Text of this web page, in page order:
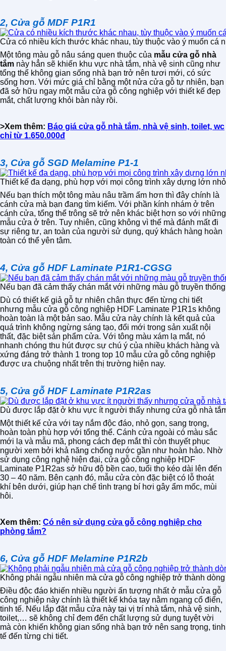
2, Cửa gỗ MDF P1R1
Cửa có nhiều kích thước khác nhau, tùy thuộc vào ý muốn cá
Một tông màu gỗ nâu sáng quen thuộc của mẫu cửa gỗ nhà
tắm này hẳn sẽ khiến khu vực nhà tắm, nhà vệ sinh cũng như
tổng thể không gian sống nhà bạn trở nên tươi mới, có sức
sống hơn. Với mức giá chỉ bằng một nửa cửa gỗ tự nhiên, bạn
đã sở hữu ngay một mẫu cửa gỗ công nghiệp với thiết kế đẹp
mắt, chất lượng khỏi bàn này rồi.
>Xem thêm: Báo giá cửa gỗ nhà tắm, nhà vệ sinh, toilet, wc
chỉ từ 1.650.000đ
3, Cửa gỗ SGD Melamine P1-1
Thiết kế đa dạng, phù hợp với mọi công trình xây dựng lớn
Nếu bạn thích một tông màu nâu trầm ấm hơn thì đây chính là
cánh cửa mà bạn đang tìm kiếm. Với phần kính nhám ở trên
cánh cửa, tổng thể trông sẽ trở nên khác biệt hơn so với những
mẫu cửa ở trên. Tuy nhiên, cũng không vì thế mà đánh mất đi
sự riêng tư, an toàn của người sử dụng, quý khách hàng hoàn
toàn có thể yên tâm.
4, Cửa gỗ HDF Laminate P1R1-CGSG
Nếu bạn đã cảm thấy chán mắt với những màu gỗ truyền
Dù có thiết kế giả gỗ tự nhiên chân thực đến từng chi tiết
nhưng mẫu cửa gỗ công nghiệp HDF Laminate P1R1s không
hoàn toàn là một bản sao. Mẫu cửa này chính là kết quả của
quá trình không ngừng sáng tạo, đổi mới trong sản xuất nội
thất, đặc biệt sản phẩm cửa. Với tông màu xám lạ mắt, nó
nhanh chóng thu hút được sự chú ý của nhiều khách hàng và
xứng đáng trở thành 1 trong top 10 mẫu cửa gỗ công nghiệp
được ưa chuộng nhất trên thị trường hiện nay.
5, Cửa gỗ HDF Laminate P1R2as
Dù được lắp đặt ở khu vực ít người thấy nhưng cửa gỗ nhà
Một thiết kế cửa với tay nắm độc đáo, nhỏ gọn, sang trọng,
hoàn toàn phù hợp với tổng thể. Cánh cửa ngoài có màu sắc
mới lạ và mẫu mã, phong cách đẹp mắt thì còn thuyết phục
người xem bởi khả năng chống nước gần như hoàn hảo. Nhờ
sử dụng công nghệ hiện đại, cửa gỗ công nghiệp HDF
Laminate P1R2as sở hữu độ bền cao, tuổi thọ kéo dài lên đến
30 – 40 năm. Bên cạnh đó, mẫu cửa còn đặc biệt có lỗ thoát
khí bên dưới, giúp hạn chế tình trạng bí hơi gây ẩm mốc, mùi
hôi.
Xem thêm: Có nên sử dụng cửa gỗ công nghiệp cho
phòng tắm?
6, Cửa gỗ HDF Melamine P1R2b
Không phải ngẫu nhiên mà cửa gỗ công nghiệp trở thành
Điều độc đáo khiến nhiều người ấn tượng nhất ở mẫu cửa gỗ
công nghiệp này chính là thiết kế khóa tay nằm ngang cổ điển,
tinh tế. Nếu lắp đặt mẫu cửa này tại vị trí nhà tắm, nhà vệ sinh,
toilet,… sẽ không chỉ đem đến chất lượng sử dụng tuyệt vời
mà còn khiến không gian sống nhà bạn trở nên sang trọng, tinh
tế đến từng chi tiết.